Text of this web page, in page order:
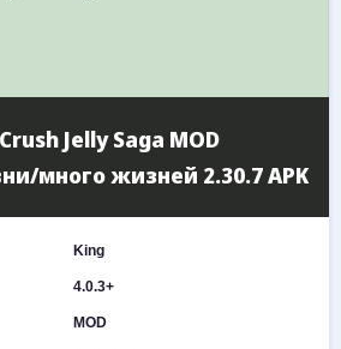
Jelly Saga MOD
много жизней 2.30.7 APK
King
4.0.3+
MOD